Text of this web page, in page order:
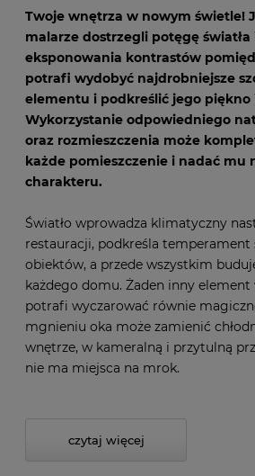
Twoje wnętrza w nowym świetle!
malarze dostrzegli potęgę światła
eksponowania kontrastów
potrafi wydobyć najdrobniejsze
elementu i podkreślić jego piękno
Wykorzystanie odpowiedniego
oraz rozmieszczenia może
każde pomieszczenie i nadać mu
charakteru.
Światło wprowadza klimatyczny
restauracji, podkreśla
obiektów, a przede wszystkim
każdego domu. Żaden inny
potrafi wyczarować równie
mgnieniu oka może zamienić
wnętrze, w kameralną i przytulną
nie ma miejsca na mrok.
czytaj więcej